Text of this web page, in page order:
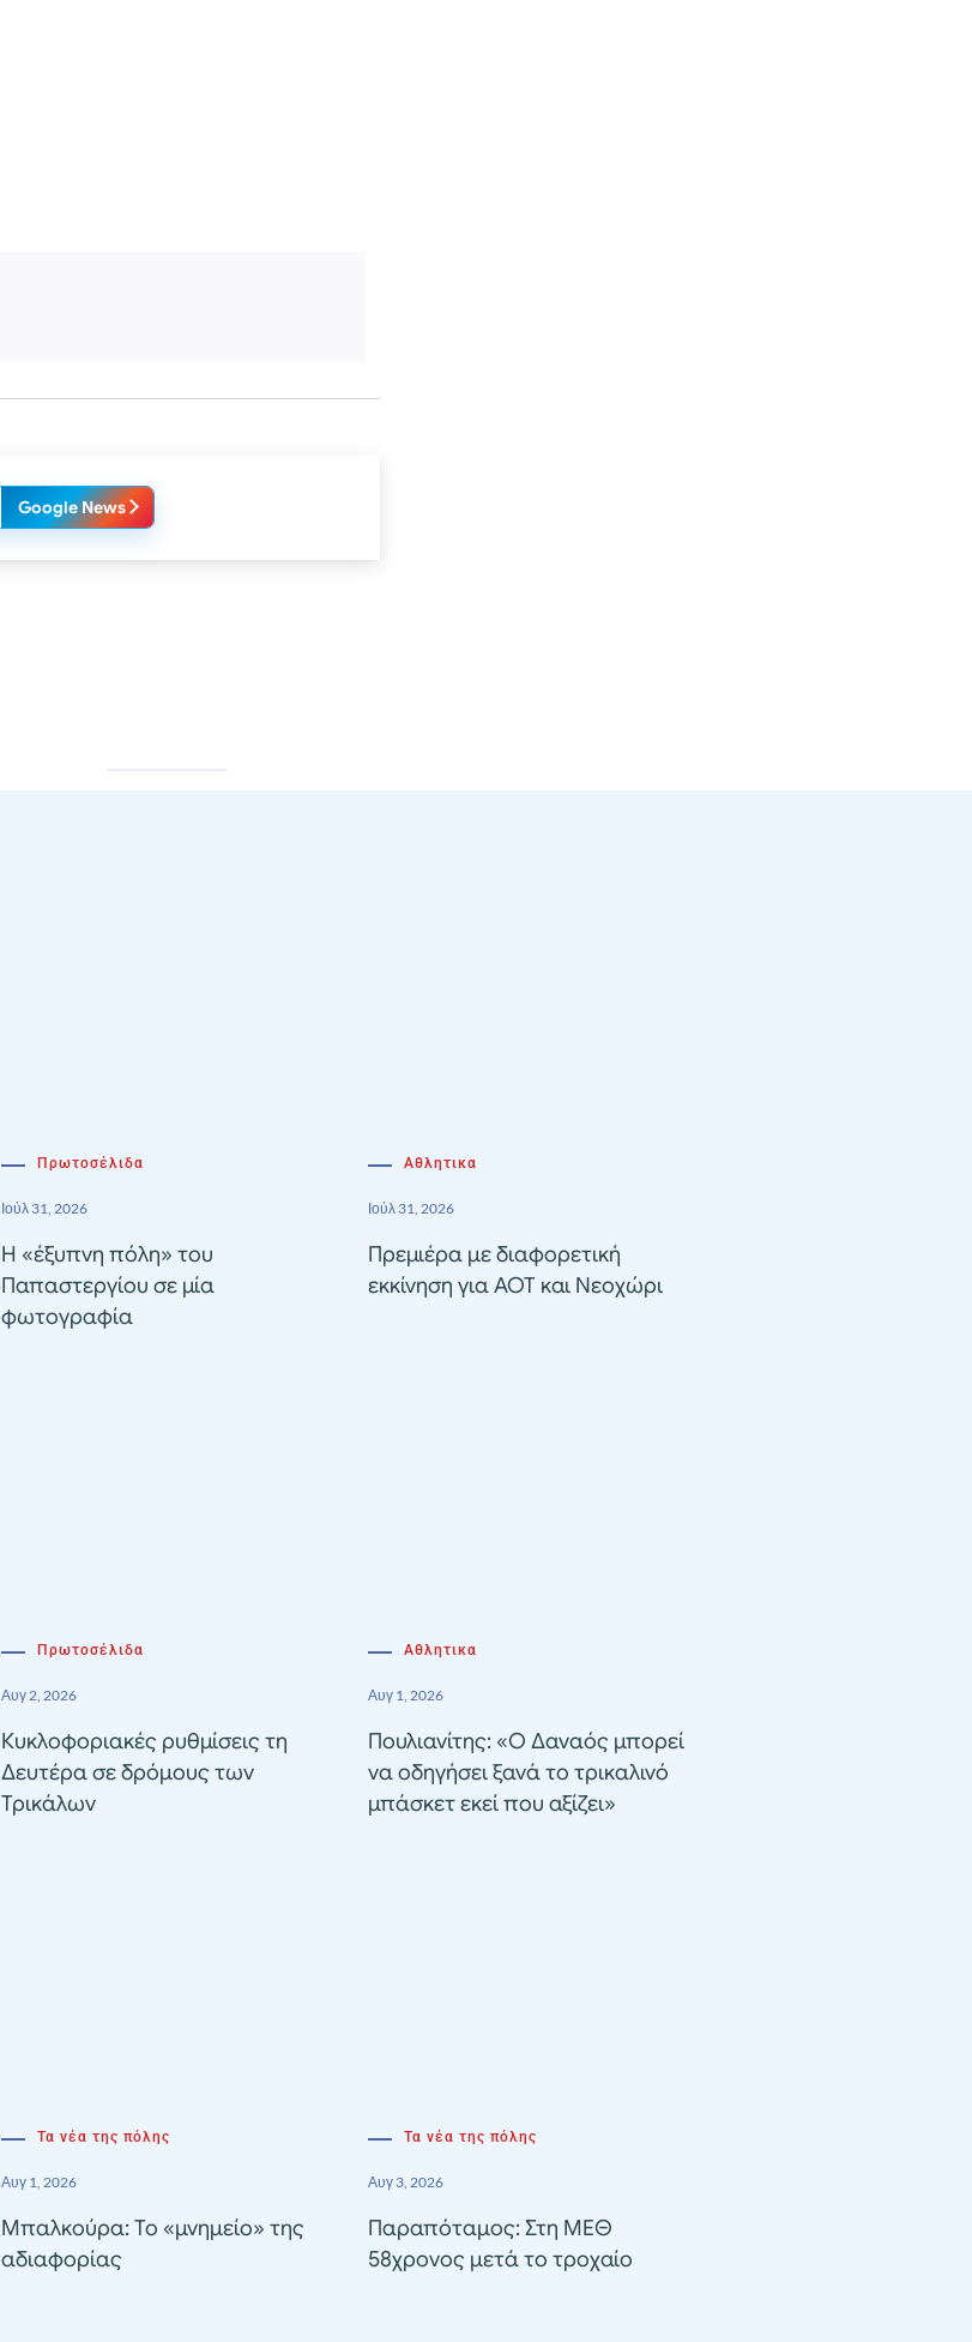
Google News
Πρωτοσέλιδα
Ιούλ 31, 2026
Η «έξυπνη πόλη» του
Παπαστεργίου σε μία
φωτογραφία
Αθλητικα
Ιούλ 31, 2026
Πρεμιέρα με διαφορετική
εκκίνηση για ΑΟΤ και Νεοχώρι
Πρωτοσέλιδα
Αυγ 2, 2026
Κυκλοφοριακές ρυθμίσεις τη
Δευτέρα σε δρόμους των
Τρικάλων
Αθλητικα
Αυγ 1, 2026
Πουλιανίτης: «Ο Δαναός μπορεί
να οδηγήσει ξανά το τρικαλινό
μπάσκετ εκεί που αξίζει»
Τα νέα της πόλης
Αυγ 1, 2026
Μπαλκούρα: Το «μνημείο» της
αδιαφορίας
Τα νέα της πόλης
Αυγ 3, 2026
Παραπόταμος: Στη ΜΕΘ
58χρονος μετά το τροχαίο